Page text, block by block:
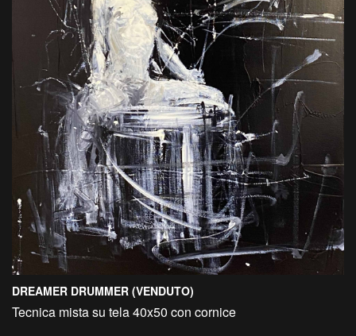
DREAMER DRUMMER (VENDUTO)
Tecnica mista su tela 40x50 con cornice